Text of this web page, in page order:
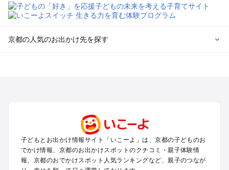
京都の人気のお出かけ先を探す
天橋立・舞鶴・丹後半島のプールお出かけ
福知山・綾部のプールお出かけ
亀岡・湯の花・美山・丹波のプールお出かけ
嵐山・嵯峨野・高雄のプールお出かけ
子どもとお出かけ情報サイト「いこーよ」は、京都の子どものお
でかけ情報、京都のお出かけスポットのクチコミ・親子体験情
報、京都のおでかけスポット人気ランキングなど、親子のつなが